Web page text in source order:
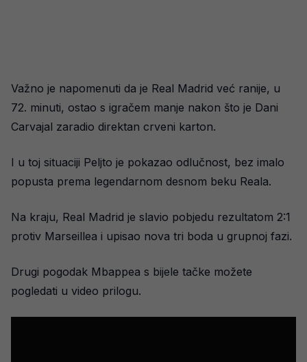
Važno je napomenuti da je Real Madrid već ranije, u
72. minuti, ostao s igračem manje nakon što je Dani
Carvajal zaradio direktan crveni karton.
I u toj situaciji Peljto je pokazao odlučnost, bez imalo
popusta prema legendarnom desnom beku Reala.
Na kraju, Real Madrid je slavio pobjedu rezultatom 2:1
protiv Marseillea i upisao nova tri boda u grupnoj fazi.
Drugi pogodak Mbappea s bijele tačke možete
pogledati u video prilogu.